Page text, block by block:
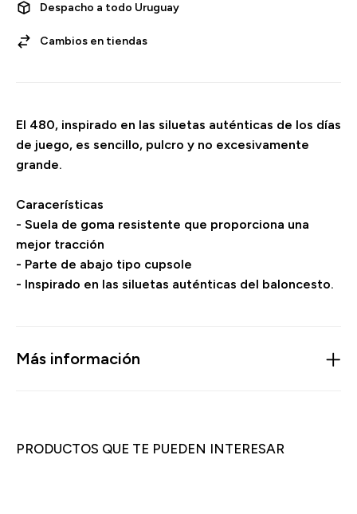
Despacho a todo Uruguay
Cambios en tiendas
El 480, inspirado en las siluetas auténticas de los días
de juego, es sencillo, pulcro y no excesivamente
grande.
Caracerísticas
- Suela de goma resistente que proporciona una
mejor tracción
- Parte de abajo tipo cupsole
- Inspirado en las siluetas auténticas del baloncesto.
Más información
PRODUCTOS QUE TE PUEDEN INTERESAR